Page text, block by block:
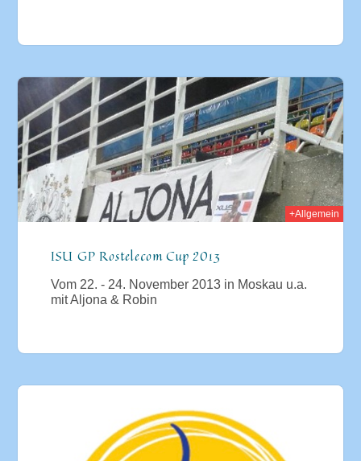
+Allgemein
ISU GP Rostelecom Cup 2013
Vom 22. - 24. November 2013 in Moskau u.a.
mit Aljona & Robin